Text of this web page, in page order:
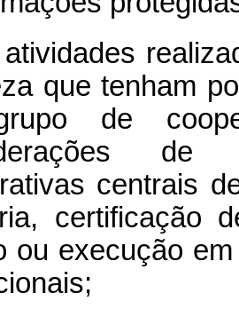
atividades
que tenham
de
de
centrais
certificação
ou execução